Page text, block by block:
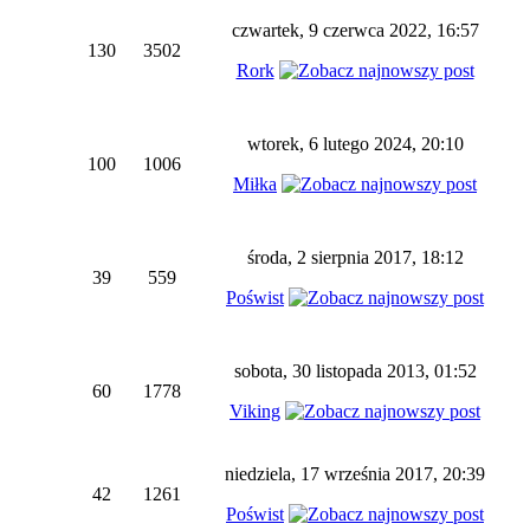
130 3502
czwartek, 9 czerwca 2022, 16:57
Rork
100 1006
wtorek, 6 lutego 2024, 20:10
Miłka
39 559
środa, 2 sierpnia 2017, 18:12
Poświst
60 1778
sobota, 30 listopada 2013, 01:52
Viking
42 1261
niedziela, 17 września 2017, 20:39
Poświst